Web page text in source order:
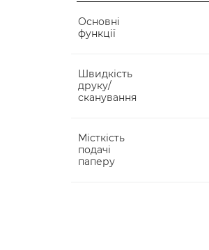
Основні
функції
Швидкість
друку/
сканування
Місткість
подачі
паперу